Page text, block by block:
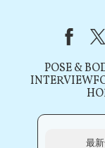
POSE &
INTERVIEW
最